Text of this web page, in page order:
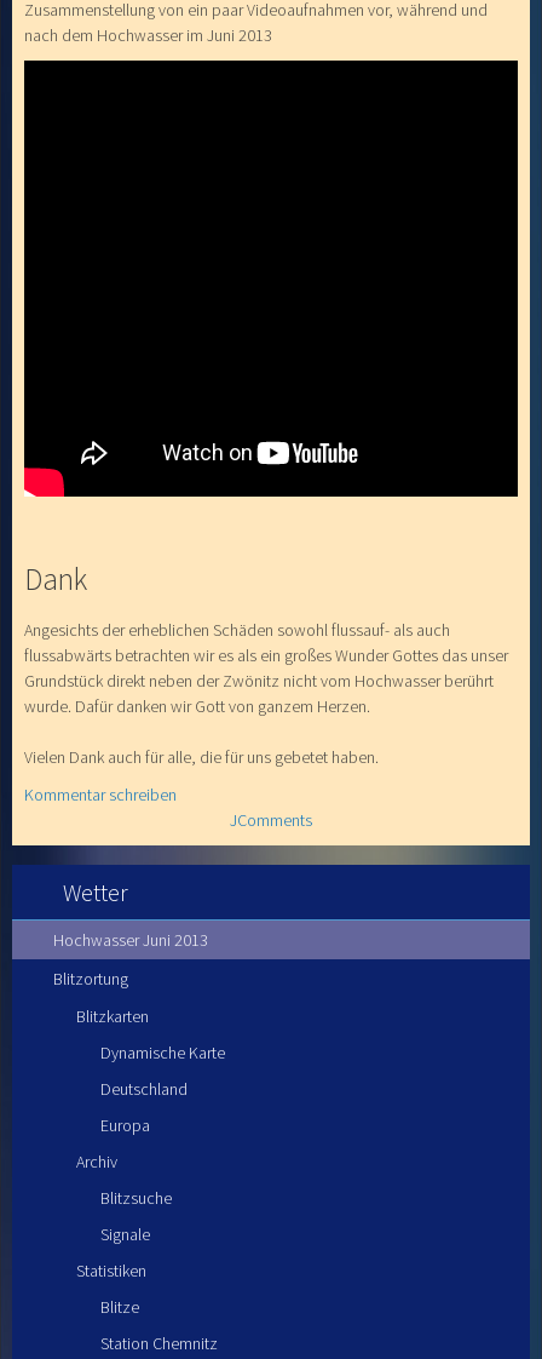
Zusammenstellung von ein paar Videoaufnahmen vor, während und
nach dem Hochwasser im Juni 2013
Dank
Angesichts der erheblichen Schäden sowohl flussauf- als auch
flussabwärts betrachten wir es als ein großes Wunder Gottes das unser
Grundstück direkt neben der Zwönitz nicht vom Hochwasser berührt
wurde. Dafür danken wir Gott von ganzem Herzen.
Vielen Dank auch für alle, die für uns gebetet haben.
Kommentar schreiben
JComments
Wetter
Hochwasser Juni 2013
Blitzortung
Blitzkarten
Dynamische Karte
Deutschland
Europa
Archiv
Blitzsuche
Signale
Statistiken
Blitze
Station Chemnitz